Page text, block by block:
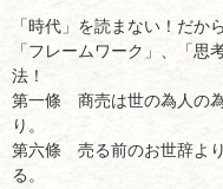
「時代」を読まない！だか
「フレームワーク」、「思
法！
第一條 商売は世の為人の
り。
第六條 売る前のお世辞よ
る。